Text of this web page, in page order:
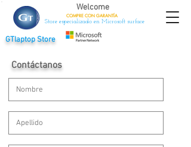
GTlaptop Store
Welcome
COMPRE CON GARANTÍA
Store especializado en Microsoft surface
Contáctanos